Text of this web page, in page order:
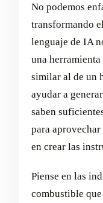
No podemos
transformando
lenguaje de IA
una
similar al de un
ayudar a
saben
para
en crear las
Piense en las
combustible